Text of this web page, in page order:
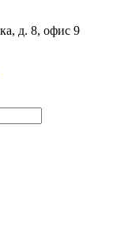
д. 8, офис 9